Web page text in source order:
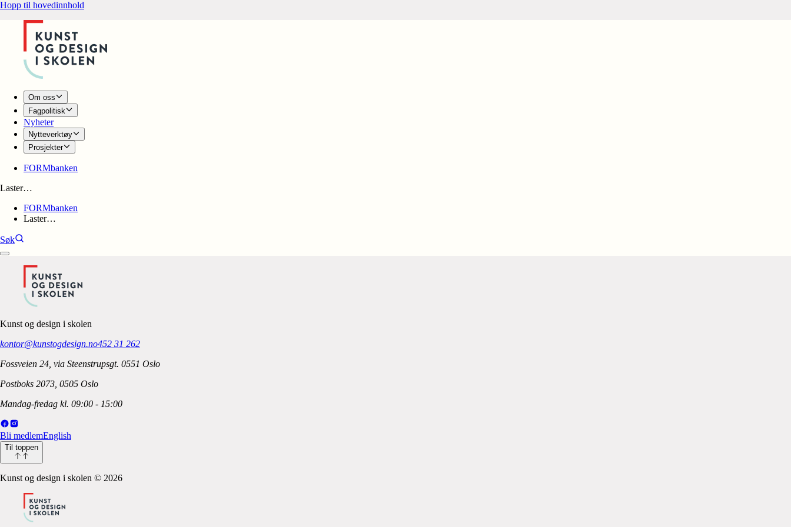
Hopp til hovedinnhold
Om oss
Fagpolitisk
Nyheter
Nytteverktøy
Prosjekter
FORMbanken
Laster…
FORMbanken
Laster…
Søk
Kunst og design i skolen
kontor@kunstogdesign.no452 31 262
Fossveien 24, via Steenstrupsgt. 0551 Oslo
Postboks 2073, 0505 Oslo
Mandag-fredag kl. 09:00 - 15:00
Bli medlemEnglish
Til toppen
Kunst og design i skolen © 2026